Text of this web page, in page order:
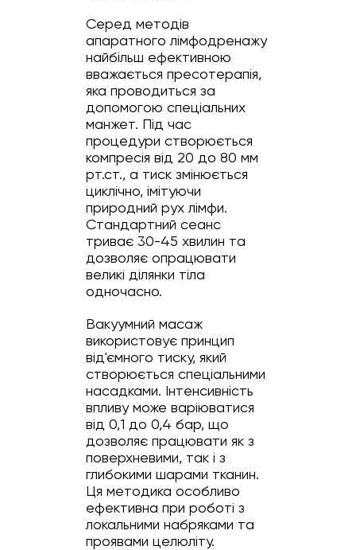
Серед методів
апаратного лімфодренажу
найбільш ефективною
вважається пресотерапія,
яка проводиться за
допомогою спеціальних
манжет. Під час
процедури створюється
компресія від 20 до 80 мм
рт.ст., а тиск змінюється
циклічно, імітуючи
природний рух лімфи.
Стандартний сеанс
триває 30-45 хвилин та
дозволяє опрацювати
великі ділянки тіла
одночасно.
Вакуумний масаж
використовує принцип
від'ємного тиску, який
створюється спеціальними
насадками. Інтенсивність
впливу може варіюватися
від 0,1 до 0,4 бар, що
дозволяє працювати як з
поверхневими, так і з
глибокими шарами тканин.
Ця методика особливо
ефективна при роботі з
локальними набряками та
проявами целюліту.